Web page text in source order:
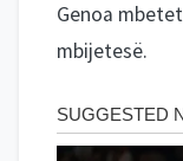
Genoa
mbijetesë.